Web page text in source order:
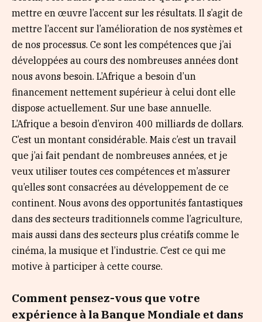
mettre en œuvre l’accent sur les résultats. Il s’agit de
mettre l’accent sur l’amélioration de nos systèmes et
de nos processus. Ce sont les compétences que j’ai
développées au cours des nombreuses années dont
nous avons besoin. L’Afrique a besoin d’un
financement nettement supérieur à celui dont elle
dispose actuellement. Sur une base annuelle.
L’Afrique a besoin d’environ 400 milliards de dollars.
C’est un montant considérable. Mais c’est un travail
que j’ai fait pendant de nombreuses années, et je
veux utiliser toutes ces compétences et m’assurer
qu’elles sont consacrées au développement de ce
continent. Nous avons des opportunités fantastiques
dans des secteurs traditionnels comme l’agriculture,
mais aussi dans des secteurs plus créatifs comme le
cinéma, la musique et l’industrie. C’est ce qui me
motive à participer à cette course.
Comment pensez-vous que votre
expérience à la Banque Mondiale et dans